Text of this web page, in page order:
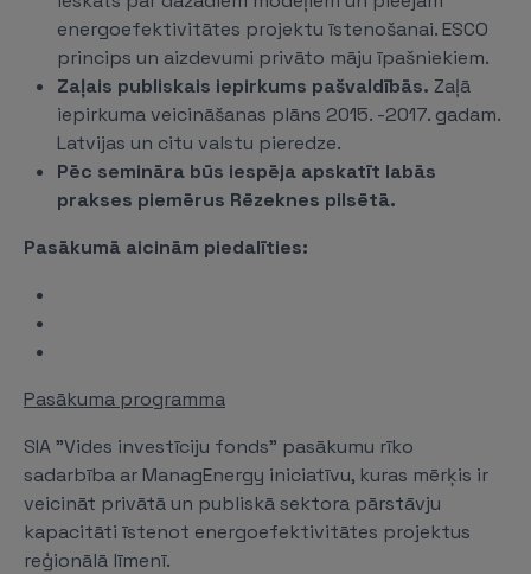
energoefektivitātes projektu īstenošanai. ESCO
princips un aizdevumi privāto māju īpašniekiem.
Zaļais publiskais iepirkums pašvaldībās. Zaļā
iepirkuma veicināšanas plāns 2015. -2017. gadam.
Latvijas un citu valstu pieredze.
Pēc semināra būs iespēja apskatīt labās
prakses piemērus Rēzeknes pilsētā.
Pasākumā aicinām piedalīties:
Pasākuma programma
SIA "Vides investīciju fonds” pasākumu rīko
sadarbība ar ManagEnergy iniciatīvu, kuras mērķis ir
veicināt privātā un publiskā sektora pārstāvju
kapacitāti īstenot energoefektivitātes projektus
reģionālā līmenī.